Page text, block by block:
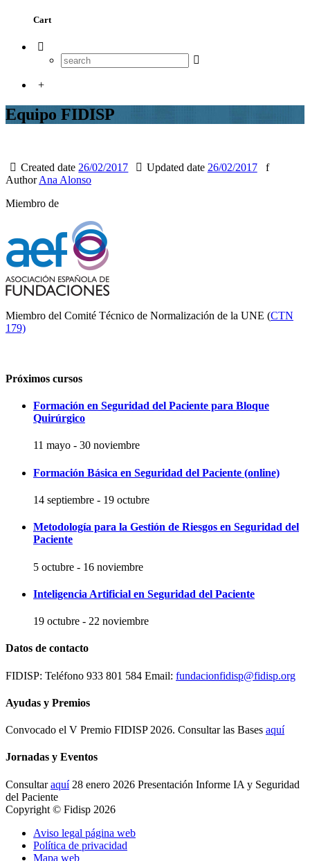
Cart
Equipo FIDISP
Created date 26/02/2017 Updated date 26/02/2017
AuthorAna Alonso
Miembro de
Miembro del Comité Técnico de Normalización de la UNE (CTN
179)
Próximos cursos
Formación en Seguridad del Paciente para Bloque
Quirúrgico
11 mayo - 30 noviembre
Formación Básica en Seguridad del Paciente (online)
14 septiembre - 19 octubre
Metodología para la Gestión de Riesgos en Seguridad del
Paciente
5 octubre - 16 noviembre
Inteligencia Artificial en Seguridad del Paciente
19 octubre - 22 noviembre
Datos de contacto
FIDISP: Teléfono 933 801 584 Email: fundacionfidisp@fidisp.org
Ayudas y Premios
Convocado el V Premio FIDISP 2026. Consultar las Bases aquí
Jornadas y Eventos
Consultaraquí28 enero 2026 Presentación Informe IA y Seguridad
del Paciente
Copyright © Fidisp 2026
Aviso legal página web
Política de privacidad
Mapa web